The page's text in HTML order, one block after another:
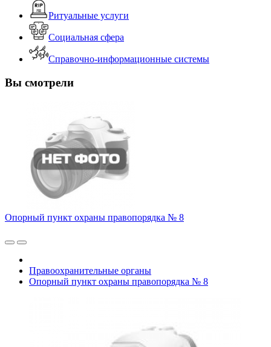
Ритуальные услуги
Социальная сфера
Справочно-информационные системы
Вы смотрели
Опорный пункт охраны правопорядка № 8
Правоохранительные органы
Опорный пункт охраны правопорядка № 8